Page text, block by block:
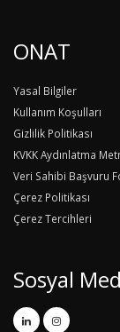
ONAT
Yasal Bilgiler
Kullanım Koşulları
Gizlilik Politikası
KVKK Aydınlatma
Veri Sahibi Başvuru
Çerez Politikası
Çerez Tercihleri
Sosyal